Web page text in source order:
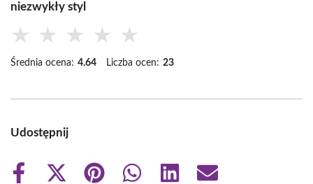
niezwykły styl
★ ★ ★ ★ ★
Średnia ocena: 4.64 Liczba ocen: 23
Udostępnij
Share
Share
Share
Share
Share
Share